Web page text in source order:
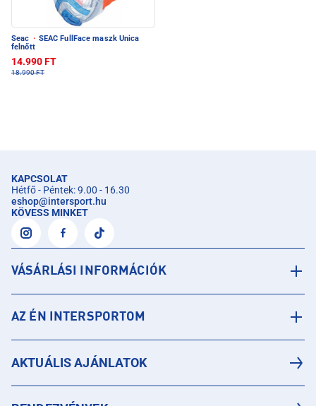
Seac · SEAC FullFace maszk Unica
felnőtt
14.990 FT
18.990 FT
KAPCSOLAT
Hétfő - Péntek: 9.00 - 16.30
eshop@intersport.hu
KÖVESS MINKET
VÁSÁRLÁSI INFORMÁCIÓK
AZ ÉN INTERSPORTOM
AKTUÁLIS AJÁNLATOK